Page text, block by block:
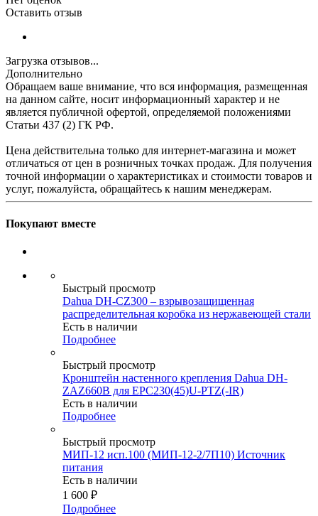
Оставить отзыв
Загрузка отзывов...
Дополнительно
Обращаем ваше внимание, что вся информация, размещенная
на данном сайте, носит информационный характер и не
является публичной офертой, определяемой положениями
Статьи 437 (2) ГК РФ.
Цена действительна только для интернет-магазина и может
отличаться от цен в розничных точках продаж. Для получения
точной информации о характеристиках и стоимости товаров и
услуг, пожалуйста, обращайтесь к нашим менеджерам.
Покупают вместе
Быстрый просмотр
Dahua DH-CZ300 – взрывозащищенная
распределительная коробка из нержавеющей стали
Есть в наличии
Подробнее
Быстрый просмотр
Кронштейн настенного крепления Dahua DH-
ZAZ660B для EPC230(45)U-PTZ(-IR)
Есть в наличии
Подробнее
Быстрый просмотр
МИП-12 исп.100 (МИП-12-2/7П10) Источник
питания
Есть в наличии
1 600 ₽
Подробнее